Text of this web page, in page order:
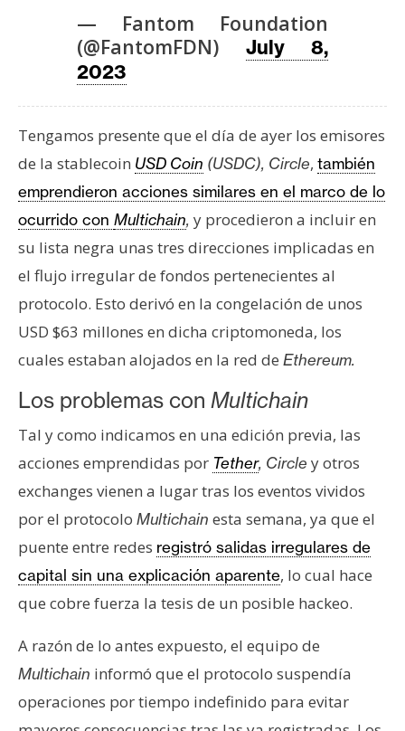
s
o
s
C
o
t
a
c
o
y
u
b
l
i
i
d
d
— Fantom Foundation
(@FantomFDN) July 8,
2023
Tengamos presente que el día de ayer los emisores
de la stablecoin USD Coin (USDC), Circle, también
emprendieron acciones similares en el marco de lo
ocurrido con Multichain, y procedieron a incluir en
su lista negra unas tres direcciones implicadas en
el flujo irregular de fondos pertenecientes al
protocolo. Esto derivó en la congelación de unos
USD $63 millones en dicha criptomoneda, los
cuales estaban alojados en la red de Ethereum.
Los problemas con Multichain
Tal y como indicamos en una edición previa, las
acciones emprendidas por Tether, Circle y otros
exchanges vienen a lugar tras los eventos vividos
por el protocolo Multichain esta semana, ya que el
puente entre redes registró salidas irregulares de
capital sin una explicación aparente, lo cual hace
que cobre fuerza la tesis de un posible hackeo.
A razón de lo antes expuesto, el equipo de
Multichain informó que el protocolo suspendía
operaciones por tiempo indefinido para evitar